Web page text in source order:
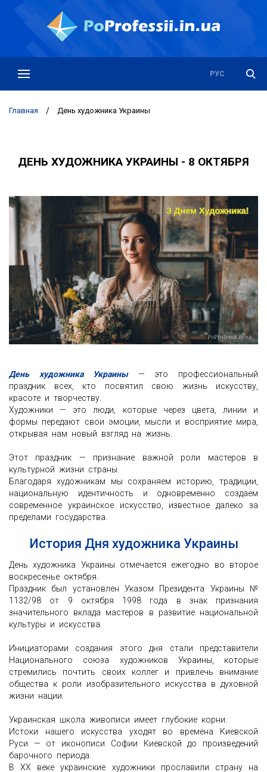
РУС
УКР
Главная / День художника Украины
ДЕНЬ ХУДОЖНИКА УКРАИНЫ - 8 ОКТЯБРЯ
День художника Украины— это профессиональный
праздник всех, кто посвятил свою жизнь искусству,
красоте и творчеству.
Художники — это люди, которые через цвета, линии и
формы передают свои эмоции, мысли и восприятие мира,
открывая нам новый взгляд на жизнь.
Этот праздник — признание важной роли мастеров в
культурной жизни страны.
Благодаря художникам мы сохраняем историю, традиции,
национальную идентичность и одновременно создаём
современное украинское искусство, известное далеко за
пределами государства.
История Дня художника Украины
День художника Украины отмечается ежегодно во второе
воскресенье октября.
Праздник был установлен Указом Президента Украины №
1132/98 от 9 октября 1998 года в знак признания
значительного вклада мастеров в развитие национальной
культуры и искусства.
Инициаторами создания этого дня стали представители
Национального союза художников Украины, которые
стремились почтить своих коллег и привлечь внимание
общества к роли изобразительного искусства в духовной
жизни нации.
Украинская школа живописи имеет глубокие корни.
Истоки нашего искусства уходят во времена Киевской
Руси — от иконописи Софии Киевской до произведений
барочного периода.
В XX веке украинские художники прославили страну на